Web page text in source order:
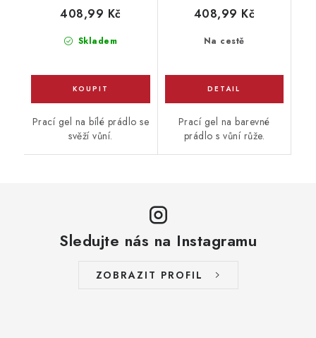
Skladem
408,99 Kč
Prací gel na bílé prádlo se
svěží vůní.
Na cestě
408,99 Kč
Prací gel na barevné
prádlo s vůní růže.
Sledujte nás na Instagramu
ZOBRAZIT PROFIL